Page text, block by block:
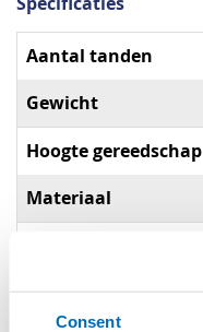
Consent
Specificaties
Aantal tanden
Gewicht
Hoogte gereedschap
Materiaal
Lengte steel